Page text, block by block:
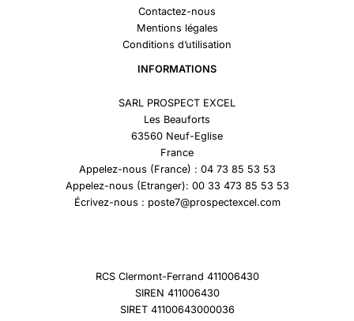
Contactez-nous
Mentions légales
Conditions d’utilisation
INFORMATIONS
SARL PROSPECT EXCEL
Les Beauforts
63560 Neuf-Eglise
France
Appelez-nous (France) : 04 73 85 53 53
Appelez-nous (Etranger): 00 33 473 85 53 53
Écrivez-nous : poste7@prospectexcel.com
RCS Clermont-Ferrand 411006430
SIREN 411006430
SIRET 41100643000036